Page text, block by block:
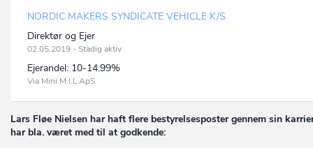
NORDIC MAKERS SYNDICATE VEHICLE K/S
Direktør og Ejer
02.05.2019 - Stadig aktiv
Ejerandel: 10-14.99%
Via Mini M.I.L ApS
Lars Fløe Nielsen har haft flere bestyrelsesposter gennem sin
har bla. været med til at godkende: